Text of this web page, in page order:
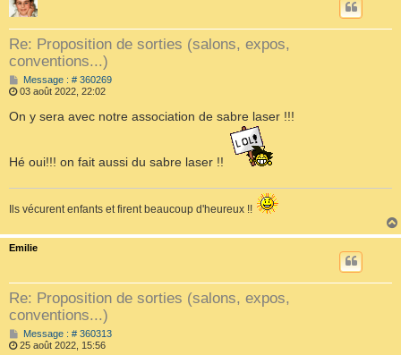
Re: Proposition de sorties (salons, expos,
conventions...)
Message : # 360269M
s
03 août 2022, 22:02
On y sera avec notre association de sabre laser !!!
Hé oui!!! on fait aussi du sabre laser !!
Ils vécurent enfants et firent beaucoup d'heureux !!
Emilie
Re: Proposition de sorties (salons, expos,
conventions...)
Message : # 360313M
25 août 2022, 15:56